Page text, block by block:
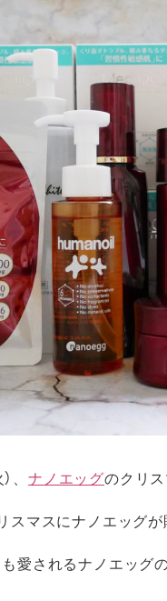
、 ナノエッグのクリ
スマスにナノエッグが
愛されるナノエッグ